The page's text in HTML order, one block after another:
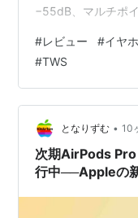
−55dB、マルチポ
SOUNDPEATS H3
SOUNDPEATS H3
＋2BAのフラッグ
#レビュー #イヤ
#TWS
となりずむ • 10
次期AirPods
行中──Appleの